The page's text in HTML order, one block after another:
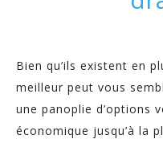
Bien qu’ils existent en
meilleur peut vous
une panoplie d’options
économique jusqu’à la